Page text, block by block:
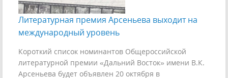
Литературная премия Арсеньева выходит на
международный уровень
Короткий список номинантов Общероссийской
литературной премии «Дальний Восток» имени В.К.
Арсеньева будет объявлен 20 октября в